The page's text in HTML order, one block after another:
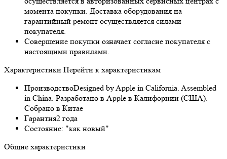
момента покупки. Доставка оборудования на
гарантийный ремонт осуществляется силами
покупателя.
Совершение покупки означает согласие покупателя с
настоящими правилами.
Характеристики Перейти к характеристикам
ПроизводствоDesigned by Apple in California. Assembled
in China. Разработано в Apple в Калифорнии (США).
Собрано в Китае
Гарантия2 года
Состояние: "как новый"
Общие характеристики